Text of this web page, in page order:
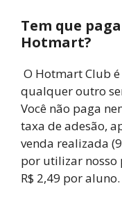
Tem que
Hotmart?
O Hotmart Club é
qualquer outro
Você não paga
taxa de adesão,
venda realizada
por utilizar nosso
R$ 2,49 por aluno.